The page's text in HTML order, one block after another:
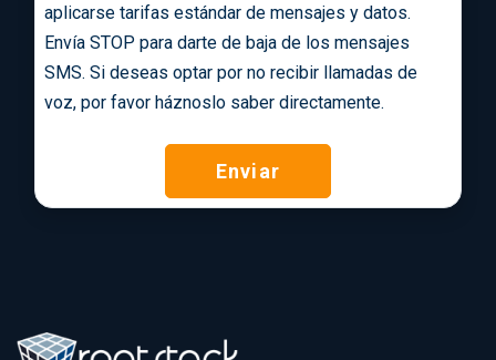
aplicarse tarifas estándar de mensajes y datos.
Envía STOP para darte de baja de los mensajes
SMS. Si deseas optar por no recibir llamadas de
voz, por favor háznoslo saber directamente.
Enviar